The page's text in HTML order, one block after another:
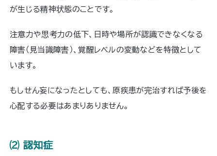
が生じる精神状態のことです。
注意力や思考力の低下、日時や場所が認識できなくなる
障害（見当識障害）、覚醒レベルの変動などを特徴として
います。
もしせん妄になったとしても、原疾患が完治すれば予後を
心配する必要はあまりありません。
⑵ 認知症